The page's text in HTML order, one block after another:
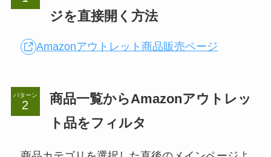
ジを直接開く方法
Amazonアウトレット商品販売ページ
パターン
商品一覧からAmazonアウトレッ
ト品をフィルタ